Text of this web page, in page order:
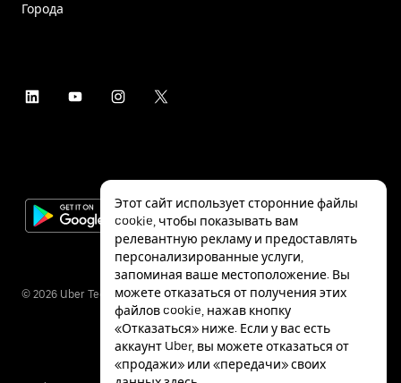
Города
© 2026 Uber Technologies Inc.
Этот сайт использует сторонние файлы
cookie, чтобы показывать вам
релевантную рекламу и предоставлять
персонализированные услуги,
запоминая ваше местоположение. Вы
можете отказаться от получения этих
файлов cookie, нажав кнопку
«Отказаться» ниже. Если у вас есть
аккаунт Uber, вы можете отказаться от
«продажи» или «передачи» своих